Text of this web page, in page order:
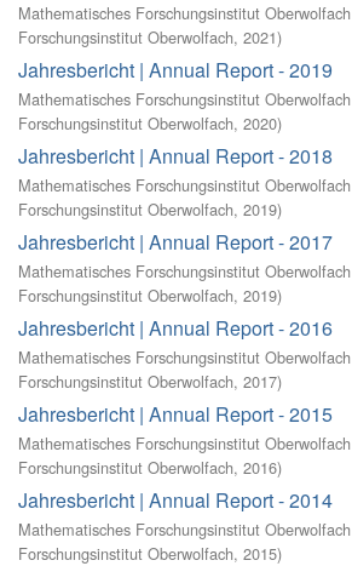
Mathematisches Forschungsinstitut Oberwolfach
Forschungsinstitut Oberwolfach, 2021)
Jahresbericht | Annual Report - 2019
Mathematisches Forschungsinstitut Oberwolfach
Forschungsinstitut Oberwolfach, 2020)
Jahresbericht | Annual Report - 2018
Mathematisches Forschungsinstitut Oberwolfach
Forschungsinstitut Oberwolfach, 2019)
Jahresbericht | Annual Report - 2017
Mathematisches Forschungsinstitut Oberwolfach
Forschungsinstitut Oberwolfach, 2019)
Jahresbericht | Annual Report - 2016
Mathematisches Forschungsinstitut Oberwolfach
Forschungsinstitut Oberwolfach, 2017)
Jahresbericht | Annual Report - 2015
Mathematisches Forschungsinstitut Oberwolfach
Forschungsinstitut Oberwolfach, 2016)
Jahresbericht | Annual Report - 2014
Mathematisches Forschungsinstitut Oberwolfach
Forschungsinstitut Oberwolfach, 2015)